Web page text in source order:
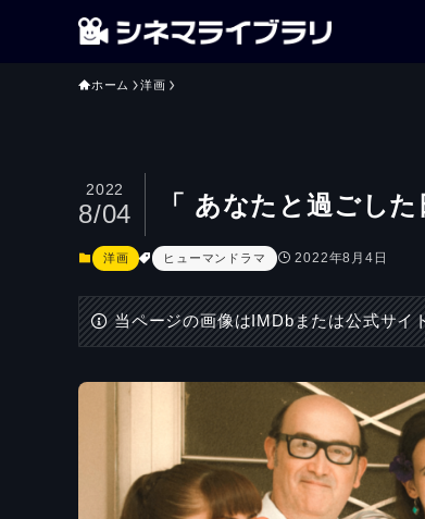
ホーム 洋画
「 あなたと過ごし
2022
8/04
洋画 ヒューマンドラマ 2022年8月4日
当ページの画像はIMDbまたは公式サイ